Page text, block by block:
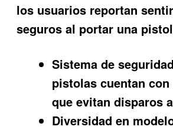
los usuarios reportan
seguros al portar una
Sistema de
pistolas cuentan
que evitan disparos
Diversidad en